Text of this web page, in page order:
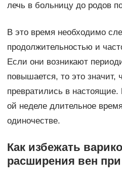
лечь в больницу до родов
В это время необходимо
продолжительностью и
Если они возникают
повышается, то это значит,
превратились в
ой неделе длительное
одиночестве.
Как избежать
расширения вен